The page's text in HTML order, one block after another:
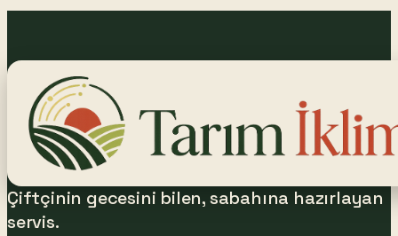
Çiftçinin gecesini bilen, sabahına hazırlayan
servis.